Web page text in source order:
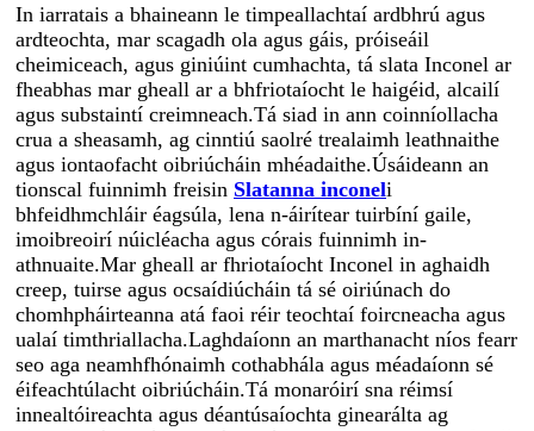
In iarratais a bhaineann le timpeallachtaí ardbhrú agus
ardteochta, mar scagadh ola agus gáis, próiseáil
cheimiceach, agus giniúint cumhachta, tá slata Inconel ar
fheabhas mar gheall ar a bhfriotaíocht le haigéid, alcailí
agus substaintí creimneach.Tá siad in ann coinníollacha
crua a sheasamh, ag cinntiú saolré trealaimh leathnaithe
agus iontaofacht oibriúcháin mhéadaithe.Úsáideann an
tionscal fuinnimh freisin Slatanna inconeli
bhfeidhmchláir éagsúla, lena n-áirítear tuirbíní gaile,
imoibreoirí núicléacha agus córais fuinnimh in-
athnuaite.Mar gheall ar fhriotaíocht Inconel in aghaidh
creep, tuirse agus ocsaídiúcháin tá sé oiriúnach do
chomhpháirteanna atá faoi réir teochtaí foircneacha agus
ualaí timthriallacha.Laghdaíonn an marthanacht níos fearr
seo aga neamhfhónaimh cothabhála agus méadaíonn sé
éifeachtúlacht oibriúcháin.Tá monaróirí sna réimsí
innealtóireachta agus déantúsaíochta ginearálta ag